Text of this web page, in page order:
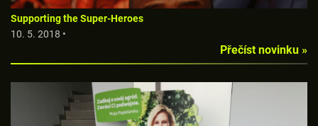
Supporting the Super-Heroes
10. 5. 2018 •
Přečíst novinku »